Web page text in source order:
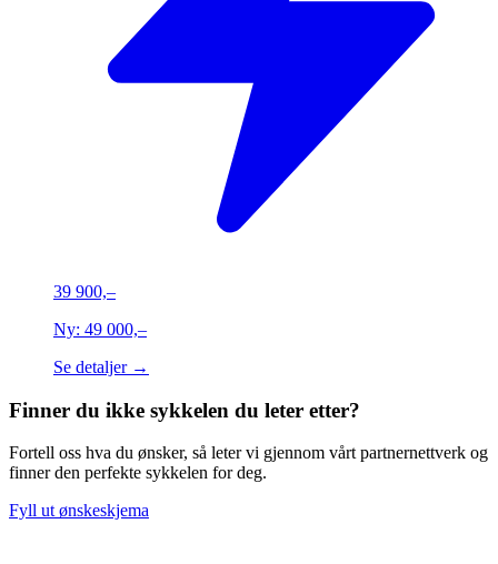
39 900,–
Ny: 49 000,–
Se detaljer →
Finner du ikke sykkelen du leter etter?
Fortell oss hva du ønsker, så leter vi gjennom vårt partnernettverk og
finner den perfekte sykkelen for deg.
Fyll ut ønskeskjema